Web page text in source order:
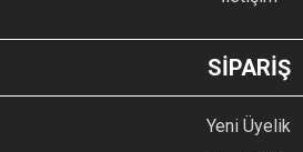
GÖNDER
SİPARİŞ
Yeni Üyelik